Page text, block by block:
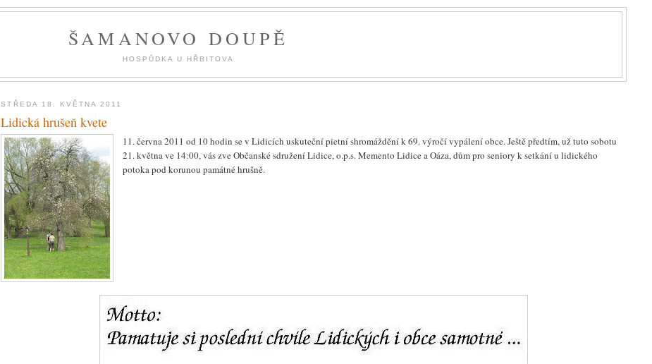
ŠAMANOVO DOUPĚ
HOSPŮDKA U HŘBITOVA
STŘEDA 18. KVĚTNA 2011
Lidická hrušeň kvete
11. června 2011 od 10 hodin se v Lidicích uskuteční pietní shromáždění k 69. výročí vypálení obce. Ještě předtím, už tuto sobotu
21. května ve 14:00, vás zve Občanské sdružení Lidice, o.p.s. Memento Lidice a Oáza, dům pro seniory k setkání u lidického
potoka pod korunou památné hrušně.